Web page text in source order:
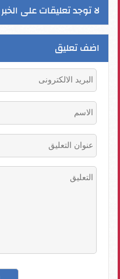
لا توجد تعليقات على الخبر
اضف تعليق